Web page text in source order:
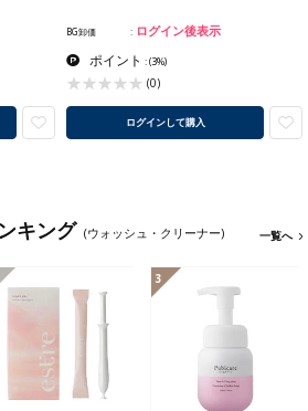
BG卸価 ログイン後表示
ポイント :(3%)
(0)
ログインして購入
キング (ウォッシュ・クリーナー) 一覧へ
3